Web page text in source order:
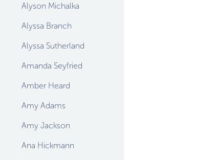
Alyson Michalka
Alyssa Branch
Alyssa Sutherland
Amanda Seyfried
Amber Heard
Amy Adams
Amy Jackson
Ana Hickmann